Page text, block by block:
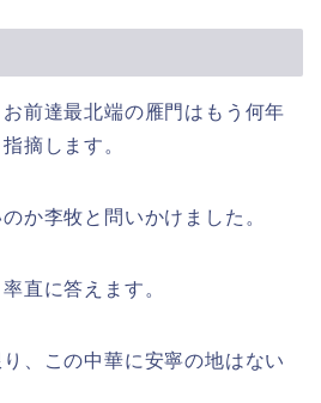
前達最北端の雁門はもう何年
摘します。
か李牧と問いかけました。
直に答えます。
、この中華に安寧の地はない